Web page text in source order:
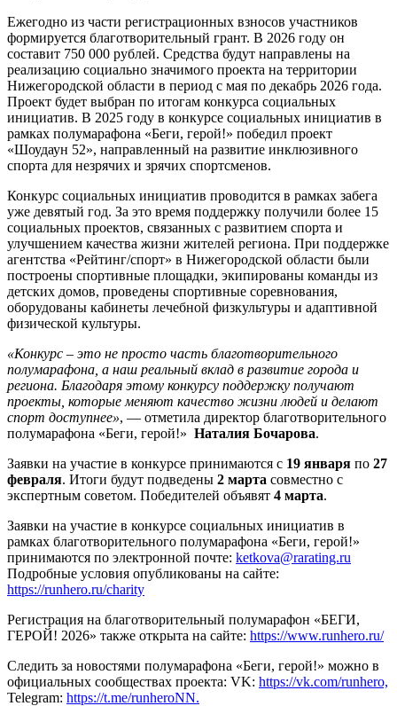
Ежегодно из части регистрационных взносов участников
формируется благотворительный грант. В 2026 году он
составит 750 000 рублей. Средства будут направлены на
реализацию социально значимого проекта на территории
Нижегородской области в период с мая по декабрь 2026 года.
Проект будет выбран по итогам конкурса социальных
инициатив. В 2025 году в конкурсе социальных инициатив в
рамках полумарафона «Беги, герой!» победил проект
«Шоудаун 52», направленный на развитие инклюзивного
спорта для незрячих и зрячих спортсменов.
Конкурс социальных инициатив проводится в рамках забега
уже девятый год. За это время поддержку получили более 15
социальных проектов, связанных с развитием спорта и
улучшением качества жизни жителей региона. При поддержке
агентства «Рейтинг/спорт» в Нижегородской области были
построены спортивные площадки, экипированы команды из
детских домов, проведены спортивные соревнования,
оборудованы кабинеты лечебной физкультуры и адаптивной
физической культуры.
«Конкурс – это не просто часть благотворительного
полумарафона, а наш реальный вклад в развитие города и
региона. Благодаря этому конкурсу поддержку получают
проекты, которые меняют качество жизни людей и делают
спорт доступнее», — отметила директор благотворительного
полумарафона «Беги, герой!» Наталия Бочарова.
Заявки на участие в конкурсе принимаются с 19 января по 27
февраля. Итоги будут подведены 2 марта совместно с
экспертным советом. Победителей объявят 4 марта.
Заявки на участие в конкурсе социальных инициатив в
рамках благотворительного полумарафона «Беги, герой!»
принимаются по электронной почте: ketkova@rarating.ru
Подробные условия опубликованы на сайте:
https://runhero.ru/charity
Регистрация на благотворительный полумарафон «БЕГИ,
ГЕРОЙ! 2026» также открыта на сайте: https://www.runhero.ru/
Следить за новостями полумарафона «Беги, герой!» можно в
официальных сообществах проекта: VK: https://vk.com/runhero,
Telegram: https://t.me/runheroNN.